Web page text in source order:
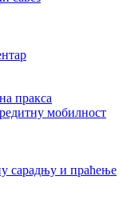
пракса
мобилност
сарадњу и праћење